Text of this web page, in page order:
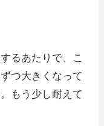
るあたりで、こ
つ大きくなって
もう少し耐えて